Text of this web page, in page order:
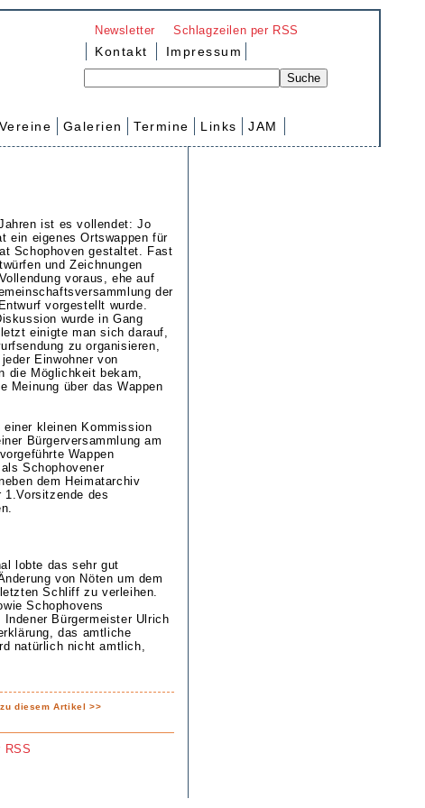
Newsletter Schlagzeilen per RSS
Kontakt Impressum
Vereine Galerien Termine Links JAM
ist es vollendet: Jo
ein eigenes Ortswappen für
Schophoven gestaltet. Fast
und Zeichnungen
voraus, ehe auf
der
vorgestellt wurde.
wurde in Gang
einigte man sich darauf,
zu organisieren,
Einwohner von
die Möglichkeit bekam,
Meinung über das Wappen
einer kleinen Kommission
Bürgerversammlung am
Wappen
Schophovener
dem Heimatarchiv
des
lobte das sehr gut
von Nöten um dem
Schliff zu verleihen.
Schophovens
Bürgermeister Ulrich
das amtliche
natürlich nicht amtlich,
diesem Artikel >>
RSS